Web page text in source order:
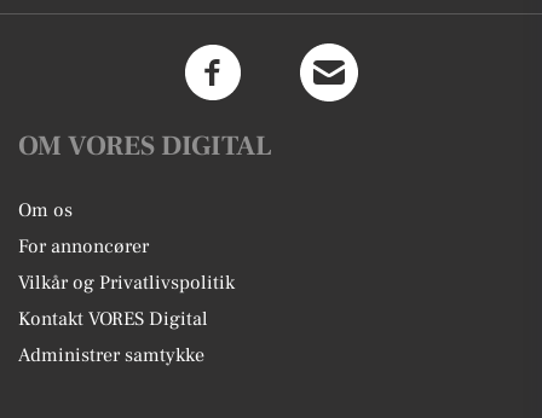
OM VORES DIGITAL
Om os
For annoncører
Vilkår og Privatlivspolitik
Kontakt VORES Digital
Administrer samtykke